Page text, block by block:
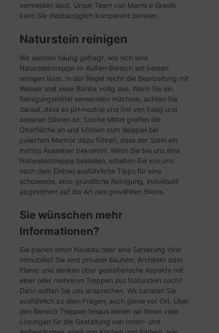
vermeiden lässt. Unser Team von Marmi e Graniti
kann Sie diesbezüglich kompetent beraten.
Naturstein reinigen
Wir werden häufig gefragt, wie sich eine
Natursteintreppe im Außen-Bereich am besten
reinigen lässt. In der Regel reicht die Bearbeitung mit
Wasser und einer Bürste völlig aus. Wenn Sie ein
Reinigungsmittel verwenden möchten, achten Sie
darauf, dass es pH-neutral und frei von Essig und
anderen Säuren ist. Solche Mittel greifen die
Oberfläche an und können zum Beispiel bei
poliertem Marmor dazu führen, dass der Stein ein
mattes Aussehen bekommt. Wenn Sie bei uns eine
Natursteintreppe bestellen, erhalten Sie von uns
nach dem Einbau ausführliche Tipps für eine
schonende, aber gründliche Reinigung, individuell
abgestimmt auf die Art des gewählten Steins.
Sie wünschen mehr
Informationen?
Sie planen einen Neubau oder eine Sanierung Ihrer
Immobilie? Sie sind privater Bauherr, Architekt oder
Planer und denken über gestalterische Aspekte mit
einer oder mehreren Treppen aus Naturstein nach?
Dann sollten Sie uns ansprechen. Wir beraten Sie
ausführlich zu allen Fragen, auch gerne vor Ort. Über
den Bereich Treppen hinaus bieten wir Ihnen viele
Lösungen für die Gestaltung von Innen- und